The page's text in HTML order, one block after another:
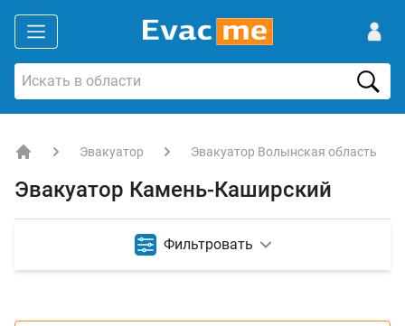
Эвакуатор Эвакуатор Волынская область
Эвакуатор Камень-Каширский
Фильтровать